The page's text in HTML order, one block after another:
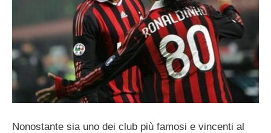
Nonostante sia uno dei club più famosi e vincenti al